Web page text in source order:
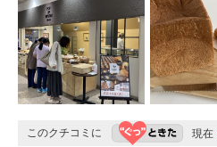
このクチコミに 現在